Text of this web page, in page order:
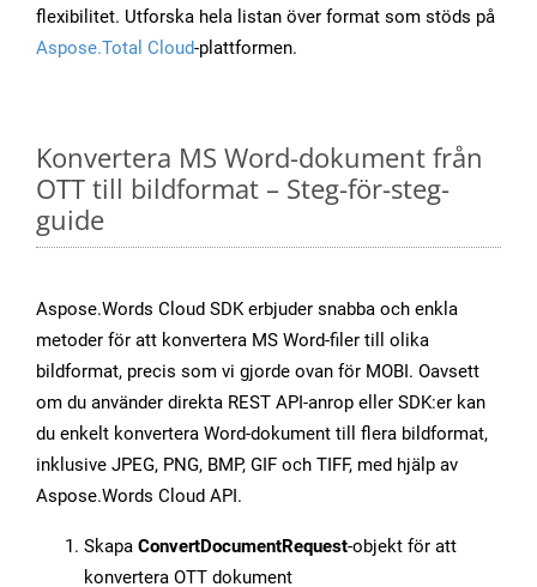
flexibilitet. Utforska hela listan över format som stöds på
Aspose.Total Cloud-plattformen.
Konvertera MS Word-dokument från
OTT till bildformat – Steg-för-steg-
guide
Aspose.Words Cloud SDK erbjuder snabba och enkla
metoder för att konvertera MS Word-filer till olika
bildformat, precis som vi gjorde ovan för MOBI. Oavsett
om du använder direkta REST API-anrop eller SDK:er kan
du enkelt konvertera Word-dokument till flera bildformat,
inklusive JPEG, PNG, BMP, GIF och TIFF, med hjälp av
Aspose.Words Cloud API.
Skapa ConvertDocumentRequest-objekt för att
konvertera OTT dokument